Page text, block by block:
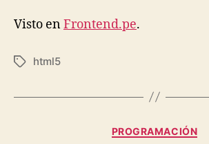
Visto enFrontend.pe.
Tagshtml5
Categories
PROGRAMACIÓN